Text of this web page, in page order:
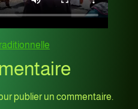
publier un commentaire.